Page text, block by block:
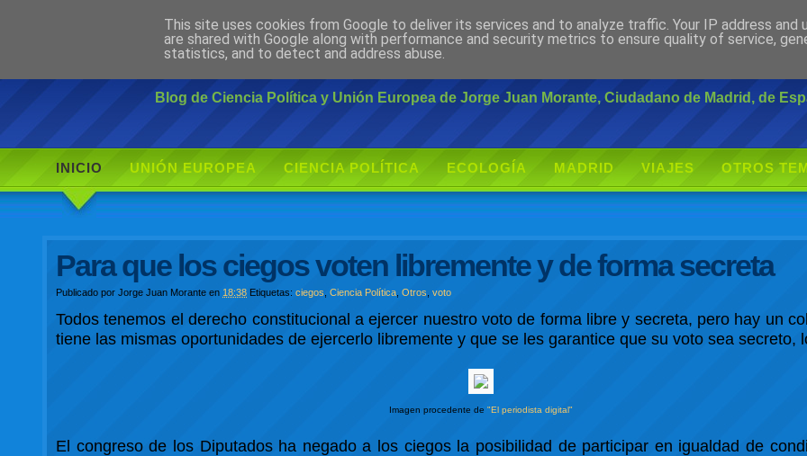
Ciudadano Morante
Blog de Ciencia Política y Unión Europea de Jorge Juan Morante, Ciudadano de Madrid, de
INICIO UNIÓN EUROPEA CIENCIA POLÍTICA ECOLOGÍA MADRID VIAJES OTROS
Para que los ciegos voten libremente y de forma secreta
Publicado porJorge Juan Morante en 18:38 Etiquetas:ciegos ,Ciencia Política ,Otros ,voto
Todos tenemos el derecho constitucional a ejercer nuestro voto de forma libre y secreta, pero hay un
tiene las mismas oportunidades de ejercerlo libremente y que se les garantice que su voto sea secreto,
Imagen procedente de "El periodista digital"
El congreso de los Diputados ha negado a los ciegos la posibilidad de participar en igualdad de
This site uses cookies from Google to deliver its services and to analyze traffic. Your IP address and
are shared with Google along with performance and security metrics to ensure quality of service,
statistics, and to detect and address abuse.